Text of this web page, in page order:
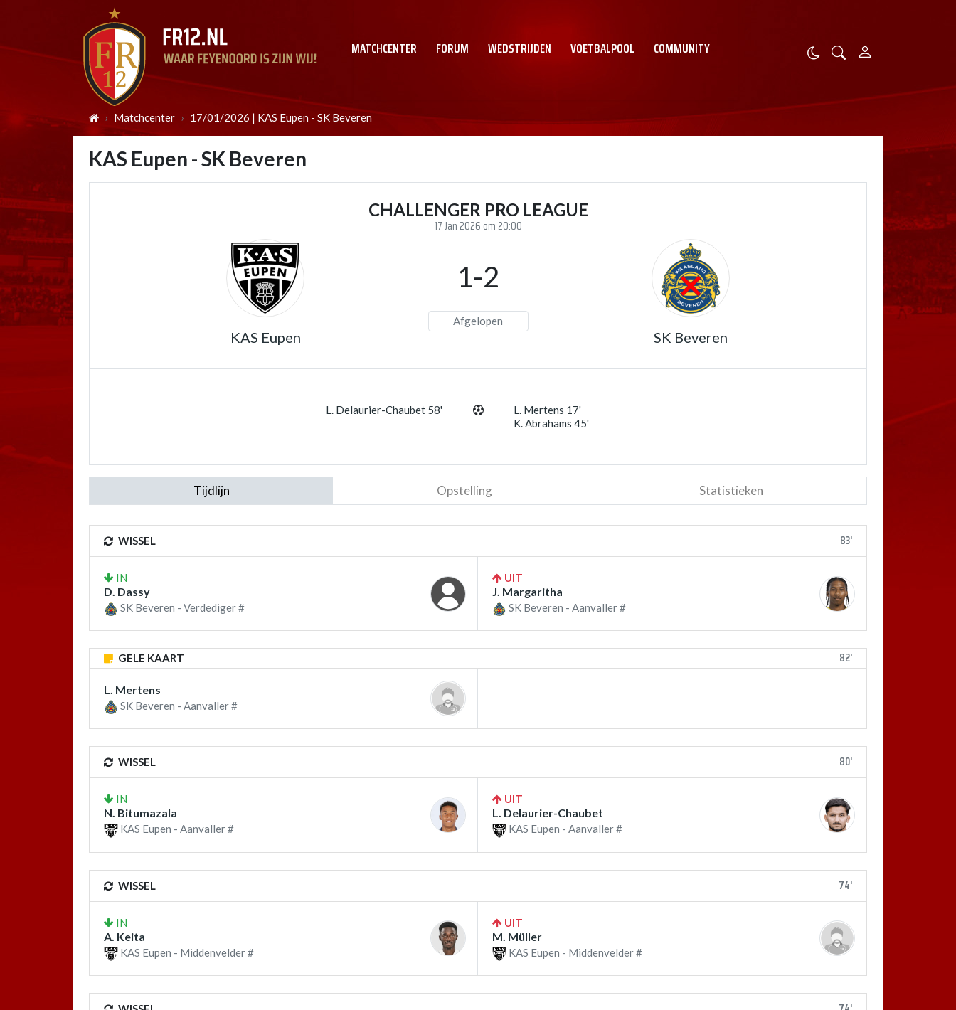
MATCHCENTER FORUM WEDSTRIJDEN VOETBALPOOL COMMUNITY
Matchcenter 17/01/2026 | KAS Eupen - SK Beveren
KAS Eupen - SK Beveren
CHALLENGER PRO LEAGUE
17 Jan 2026 om 20:00
KAS Eupen
1-2
Afgelopen
SK Beveren
L. Delaurier-Chaubet 58'
L. Mertens 17'
K. Abrahams 45'
Tijdlijn Opstelling Statistieken
WISSEL 83'
IN
D. Dassy
SK Beveren - Verdediger #
UIT
J. Margaritha
SK Beveren - Aanvaller #
GELE KAART 82'
L. Mertens
SK Beveren - Aanvaller #
WISSEL 80'
IN
N. Bitumazala
KAS Eupen - Aanvaller #
UIT
L. Delaurier-Chaubet
KAS Eupen - Aanvaller #
WISSEL 74'
IN
A. Keita
KAS Eupen - Middenvelder #
UIT
M. Müller
KAS Eupen - Middenvelder #